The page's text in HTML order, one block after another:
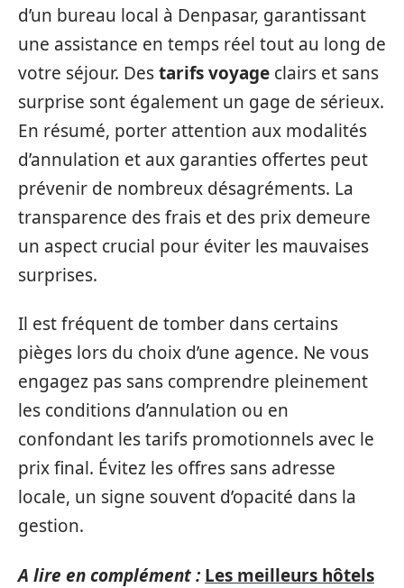
d’un bureau local à Denpasar, garantissant
une assistance en temps réel tout au long de
votre séjour. Destarifs voyage clairs et sans
surprise sont également un gage de sérieux.
En résumé, porter attention aux modalités
d’annulation et aux garanties offertes peut
prévenir de nombreux désagréments. La
transparence des frais et des prix demeure
un aspect crucial pour éviter les mauvaises
surprises.
Il est fréquent de tomber dans certains
pièges lors du choix d’une agence. Ne vous
engagez pas sans comprendre pleinement
les conditions d’annulation ou en
confondant les tarifs promotionnels avec le
prix final. Évitez les offres sans adresse
locale, un signe souvent d’opacité dans la
gestion.
A lire en complément : Les meilleurs hôtels